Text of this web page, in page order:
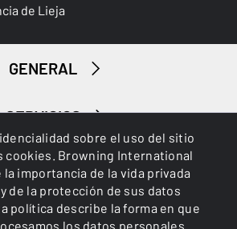
sobre el uso del sitio
cookies. Browning International
la importancia de la vida privada
de la protección de sus datos
política describe la forma en que
los datos personales
de Lieja
GENERAL
SERVICIOS